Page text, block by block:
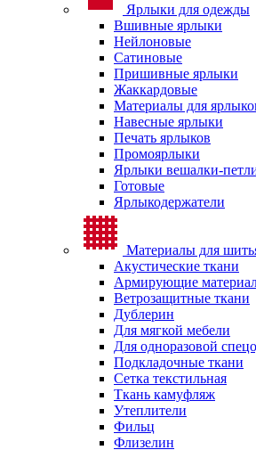
Ярлыки для одежды
Вшивные ярлыки
Нейлоновые
Сатиновые
Пришивные ярлыки
Жаккардовые
Материалы для
Навесные ярлыки
Печать ярлыков
Промоярлыки
Ярлыки вешалки-
Готовые
Ярлыкодержатели
Материалы для
Акустические ткани
Армирующие
Ветрозащитные ткани
Дублерин
Для мягкой мебели
Для одноразовой
Подкладочные ткани
Сетка текстильная
Ткань камуфляж
Утеплители
Фильц
Флизелин